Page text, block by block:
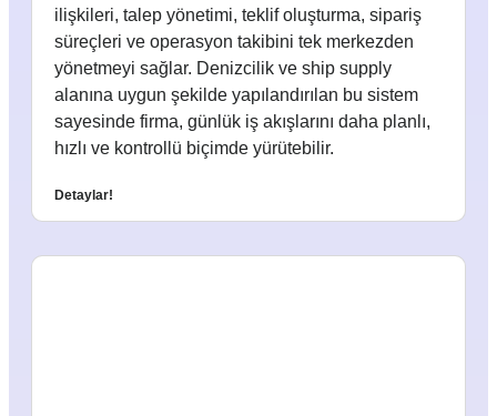
ilişkileri, talep yönetimi, teklif oluşturma, sipariş
süreçleri ve operasyon takibini tek merkezden
yönetmeyi sağlar. Denizcilik ve ship supply
alanına uygun şekilde yapılandırılan bu sistem
sayesinde firma, günlük iş akışlarını daha planlı,
hızlı ve kontrollü biçimde yürütebilir.
Detaylar!